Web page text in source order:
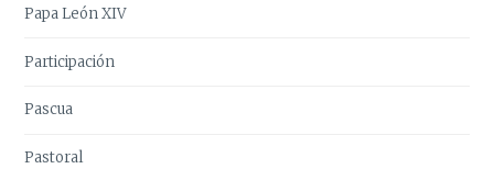
Papa León XIV
Participación
Pascua
Pastoral